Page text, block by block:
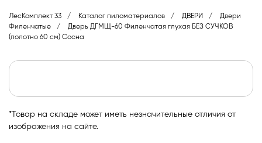
ЛесКомплект 33 Каталог пиломатериалов ДВЕРИ
Двери
Филенчатые
Дверь ДГМЩ-60 Филенчатая глухая БЕЗ СУЧКОВ
(полотно 60 см) Сосна
*Товар на складе может иметь незначительные отличия от
изображения на сайте.